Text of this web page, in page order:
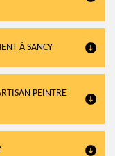
À SANCY
PEINTRE